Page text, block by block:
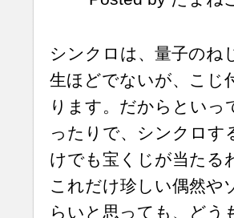
シンクロは、量子の
生ほどでないが、こじ
ります。だからといっ
ったりで、シンクロす
けでも宝くじが当たる
これだけ珍しい偶然や
らいと思っても、どう